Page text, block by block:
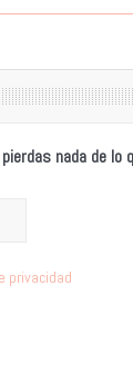
nada de lo
privacidad